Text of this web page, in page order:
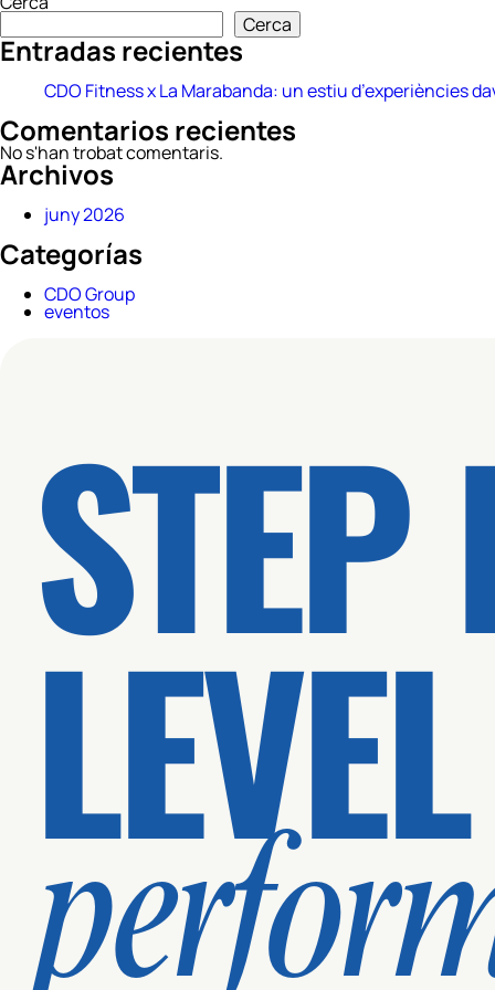
Cerca
Entradas recientes
CDO Fitness x La Marabanda: un estiu d’experiències
Comentarios recientes
No s'han trobat comentaris.
Archivos
juny 2026
Categorías
CDO Group
eventos
STEP